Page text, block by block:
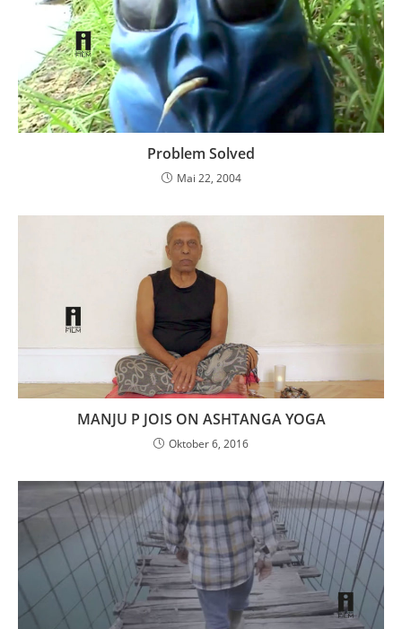
Problem Solved
Mai 22, 2004
MANJU P JOIS ON ASHTANGA YOGA
Oktober 6, 2016